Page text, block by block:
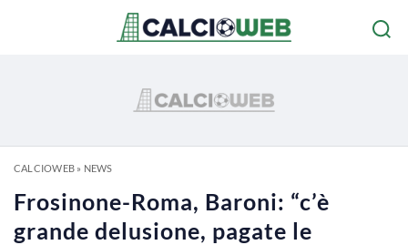
CALCIOWEB» NEWS
Frosinone-Roma, Baroni: “c’è
grande delusione, pagate le